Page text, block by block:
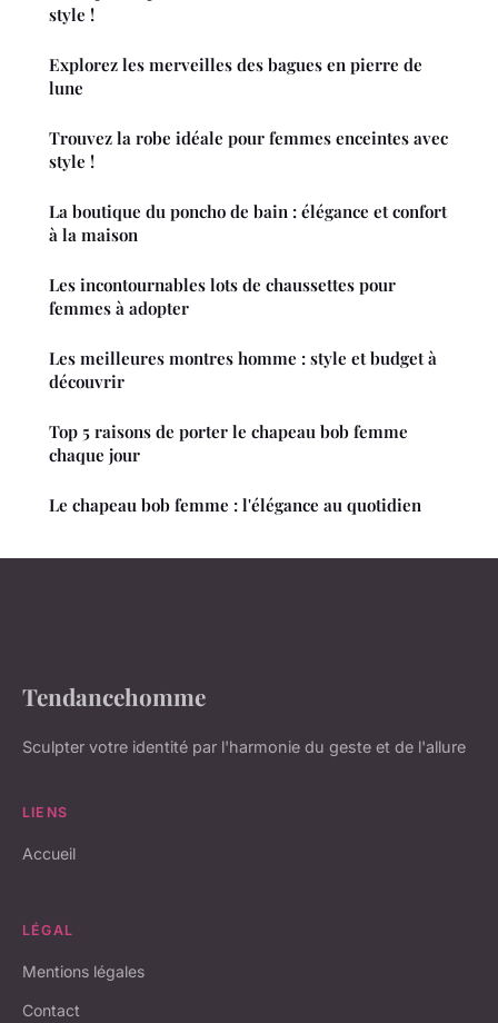
style !
Explorez les merveilles des bagues en pierre de
lune
Trouvez la robe idéale pour femmes enceintes avec
style !
La boutique du poncho de bain : élégance et confort
à la maison
Les incontournables lots de chaussettes pour
femmes à adopter
Les meilleures montres homme : style et budget à
découvrir
Top 5 raisons de porter le chapeau bob femme
chaque jour
Le chapeau bob femme : l'élégance au quotidien
Tendancehomme
Sculpter votre identité par l'harmonie du geste et de l'allure
LIENS
Accueil
LÉGAL
Mentions légales
Contact